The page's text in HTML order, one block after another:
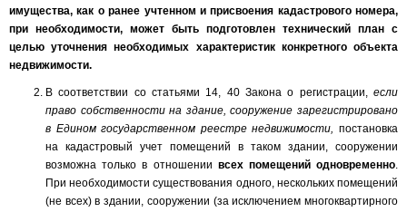
имущества, как о ранее учтенном и присвоения кадастрового номера,
при необходимости, может быть подготовлен технический план с
целью уточнения необходимых характеристик конкретного объекта
недвижимости.
В соответствии со статьями 14, 40 Закона о регистрации, если
право собственности на здание, сооружение зарегистрировано
в Едином государственном реестре недвижимости, постановка
на кадастровый учет помещений в таком здании, сооружении
возможна только в отношении всех помещений одновременно.
При необходимости существования одного, нескольких помещений
(не всех) в здании, сооружении (за исключением многоквартирного